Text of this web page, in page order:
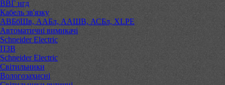
ВВГ нгд
Кабель зв'язку
АВБбШв, ААБл, ААШВ, АСБл, XLPE
Автоматичні вимикачі
Schneider Electric
ПЗВ
Schneider Electric
Світильники
Вологозахисні